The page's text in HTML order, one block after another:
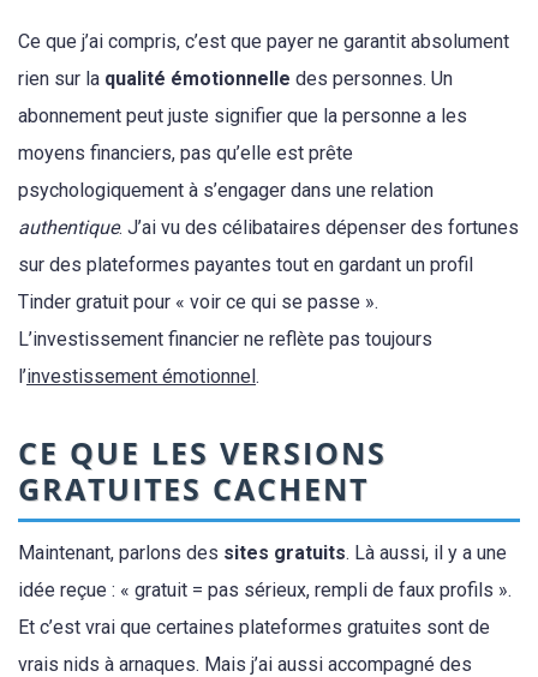
Ce que j’ai compris, c’est que payer ne garantit absolument
rien sur la qualité émotionnelle des personnes. Un
abonnement peut juste signifier que la personne a les
moyens financiers, pas qu’elle est prête
psychologiquement à s’engager dans une relation
authentique. J’ai vu des célibataires dépenser des fortunes
sur des plateformes payantes tout en gardant un profil
Tinder gratuit pour « voir ce qui se passe ».
L’investissement financier ne reflète pas toujours
l’investissement émotionnel.
CE QUE LES VERSIONS
GRATUITES CACHENT
Maintenant, parlons des sites gratuits. Là aussi, il y a une
idée reçue : « gratuit = pas sérieux, rempli de faux profils ».
Et c’est vrai que certaines plateformes gratuites sont de
vrais nids à arnaques. Mais j’ai aussi accompagné des